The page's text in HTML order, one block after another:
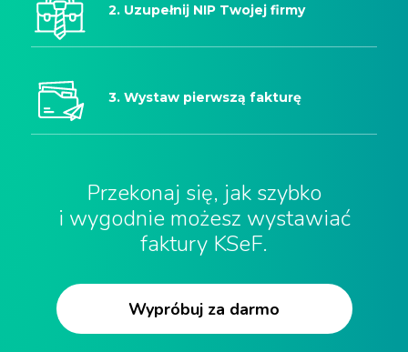
2. Uzupełnij NIP Twojej firmy
3. Wystaw pierwszą fakturę
Przekonaj się, jak szybko
i wygodnie możesz wystawiać
faktury KSeF.
Wypróbuj za darmo